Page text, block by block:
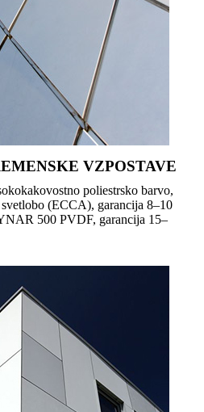
VZPOSTAVE
poliestrsko barvo,
(ECCA), garancija 8–10
500 PVDF, garancija 15–